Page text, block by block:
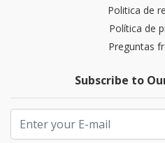
Politica de
Política de
Preguntas
Subscribe to